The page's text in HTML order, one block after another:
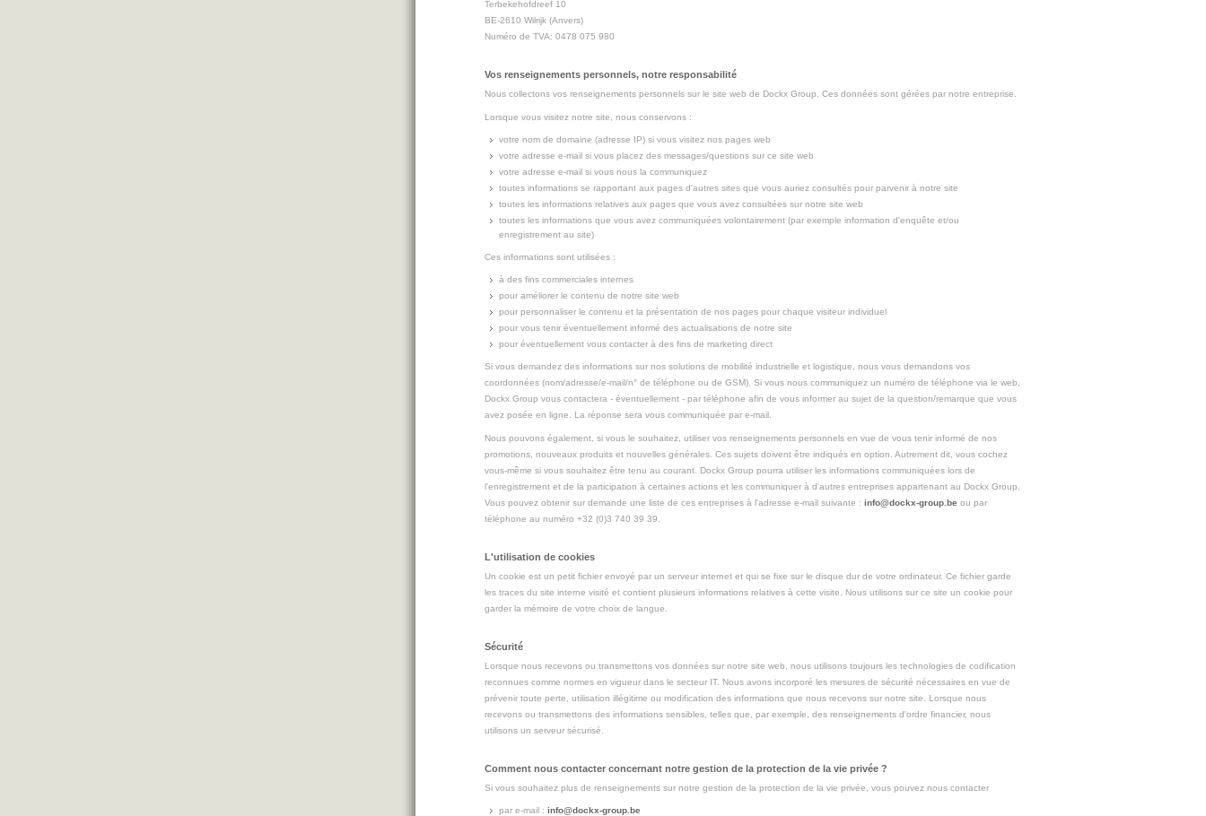
Terbekehofdreef 10
BE-2610 Wilrijk (Anvers)
Numéro de TVA: 0478 075 980
Vos renseignements personnels, notre responsabilité
Nous collectons vos renseignements personnels sur le site web de Dockx Group. Ces données sont gérées par notre entreprise.
Lorsque vous visitez notre site, nous conservons :
votre nom de domaine (adresse IP) si vous visitez nos pages web
votre adresse e-mail si vous placez des messages/questions sur ce site web
votre adresse e-mail si vous nous la communiquez
toutes informations se rapportant aux pages d'autres sites que vous auriez consultés pour parvenir à notre site
toutes les informations relatives aux pages que vous avez consultées sur notre site web
toutes les informations que vous avez communiquées volontairement (par exemple information d'enquête et/ou
enregistrement au site)
Ces informations sont utilisées :
à des fins commerciales internes
pour améliorer le contenu de notre site web
pour personnaliser le contenu et la présentation de nos pages pour chaque visiteur individuel
pour vous tenir éventuellement informé des actualisations de notre site
pour éventuellement vous contacter à des fins de marketing direct
Si vous demandez des informations sur nos solutions de mobilité industrielle et logistique, nous vous demandons vos
coordonnées (nom/adresse/e-mail/n° de téléphone ou de GSM). Si vous nous communiquez un numéro de téléphone via le web,
Dockx Group vous contactera - éventuellement - par téléphone afin de vous informer au sujet de la question/remarque que vous
avez posée en ligne. La réponse sera vous communiquée par e-mail.
Nous pouvons également, si vous le souhaitez, utiliser vos renseignements personnels en vue de vous tenir informé de nos
promotions, nouveaux produits et nouvelles générales. Ces sujets doivent être indiqués en option. Autrement dit, vous cochez
vous-même si vous souhaitez être tenu au courant. Dockx Group pourra utiliser les informations communiquées lors de
l'enregistrement et de la participation à certaines actions et les communiquer à d'autres entreprises appartenant au Dockx Group.
Vous pouvez obtenir sur demande une liste de ces entreprises à l'adresse e-mail suivante : info@dockx-group.be ou par
téléphone au numéro +32 (0)3 740 39 39.
L'utilisation de cookies
Un cookie est un petit fichier envoyé par un serveur internet et qui se fixe sur le disque dur de votre ordinateur. Ce fichier garde
les traces du site interne visité et contient plusieurs informations relatives à cette visite. Nous utilisons sur ce site un cookie pour
garder la mémoire de votre choix de langue.
Sécurité
Lorsque nous recevons ou transmettons vos données sur notre site web, nous utilisons toujours les technologies de codification
reconnues comme normes en vigueur dans le secteur IT. Nous avons incorporé les mesures de sécurité nécessaires en vue de
prévenir toute perte, utilisation illégitime ou modification des informations que nous recevons sur notre site. Lorsque nous
recevons ou transmettons des informations sensibles, telles que, par exemple, des renseignements d'ordre financier, nous
utilisons un serveur sécurisé.
Comment nous contacter concernant notre gestion de la protection de la vie privée ?
Si vous souhaitez plus de renseignements sur notre gestion de la protection de la vie privée, vous pouvez nous contacter
par e-mail : info@dockx-group.be